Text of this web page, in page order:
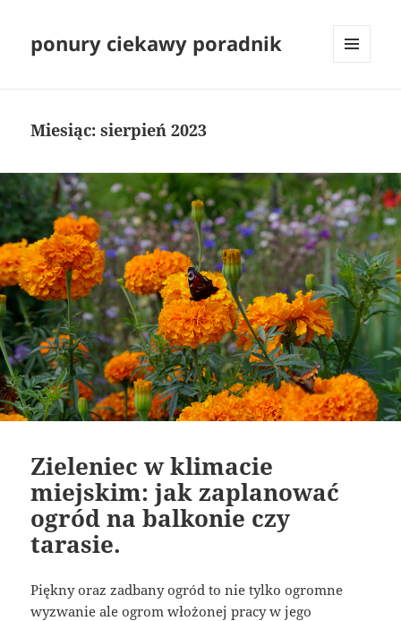
ponury ciekawy poradnik
Miesiąc:sierpień 2023
Zieleniec w klimacie
miejskim: jak zaplanować
ogród na balkonie czy
tarasie.
Piękny oraz zadbany ogród to nie tylko ogromne
wyzwanie ale ogrom włożonej pracy w jego